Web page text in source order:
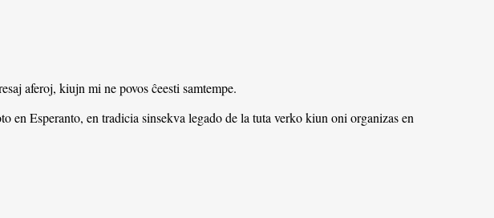
aferoj, kiujn mi ne povos ĉeesti samtempe.
Esperanto, en tradicia sinsekva legado de la tuta verko kiun oni organizas en